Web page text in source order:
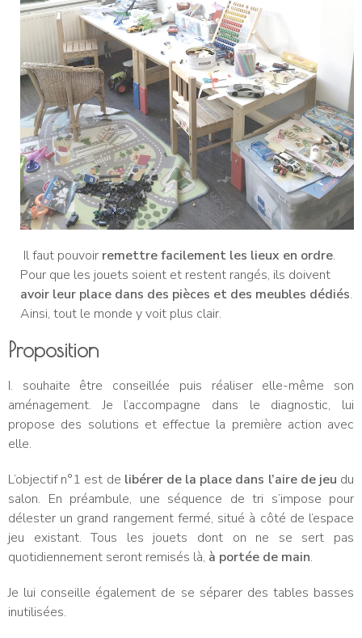
Il faut pouvoir remettre facilement les lieux en ordre.
Pour que les jouets soient et restent rangés, ils doivent
avoir leur place dans des pièces et des meubles dédiés.
Ainsi, tout le monde y voit plus clair.
Proposition
I. souhaite être conseillée puis réaliser elle-même son
aménagement. Je l’accompagne dans le diagnostic, lui
propose des solutions et effectue la première action avec
elle.
L’objectif n°1 est de libérer de la place dans l’aire de jeu du
salon. En préambule, une séquence de tri s’impose pour
délester un grand rangement fermé, situé à côté de l’espace
jeu existant. Tous les jouets dont on ne se sert pas
quotidiennement seront remisés là, à portée de main.
Je lui conseille également de se séparer des tables basses
inutilisées.